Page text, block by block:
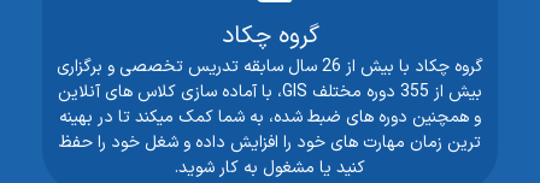
گروه چکاد
گروه چکاد با بیش از 26 سال سابقه تدریس تخصصی و برگزاری
بیش از 355 دوره مختلف GIS، با آماده سازی کلاس های آنلاین
و همچنین دوره های ضبط شده، به شما کمک میکند تا در بهینه
ترین زمان مهارت های خود را افزایش داده و شغل خود را حفظ
کنید یا مشغول به کار شوید.